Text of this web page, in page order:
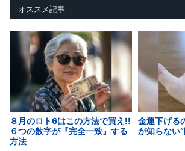
オススメ記事
８月のロト6はこの方法で買え!!
６つの数字が『完全一致』する
方法
金運下げる
が知らない